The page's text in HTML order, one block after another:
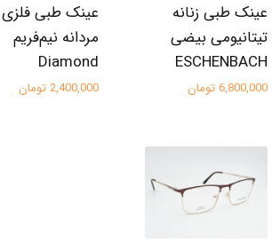
عینک طبی زنانه
تیتانیومی بیضی
ESCHENBACH
6,800,000 تومان
عینک طبی فلزی
مردانه نیم‌فریم
Diamond
2,400,000 تومان